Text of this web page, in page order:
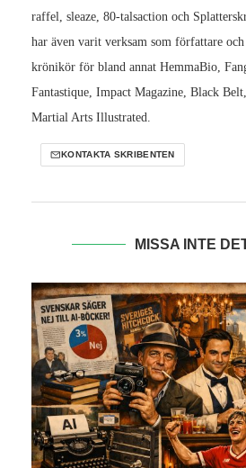
raffel, sleaze, 80-talsaction och
har även varit verksam som författare
krönikör för bland annat HemmaBio,
Fantastique, Impact Magazine, Black
Martial Arts Illustrated.
KONTAKTA SKRIBENTEN
MISSA INTE